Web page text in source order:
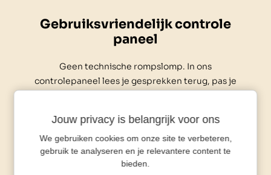
Gebruiksvriendelijk controle
paneel
Geen technische rompslomp. In ons
controlepaneel lees je gesprekken terug, pas je
Jouw privacy is belangrijk voor ons
We gebruiken cookies om onze site te verbeteren,
gebruik te analyseren en je relevantere content te
bieden.